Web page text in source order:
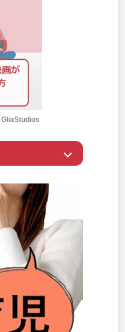
GliaStudios